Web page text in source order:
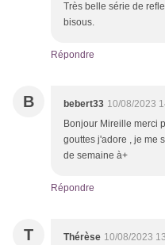
Très belle série de
bisous.
Répondre
B bebert33 10/08/2023
Bonjour Mireille merci
gouttes j'adore , je me
de semaine à+
Répondre
T Thérèse 10/08/2023